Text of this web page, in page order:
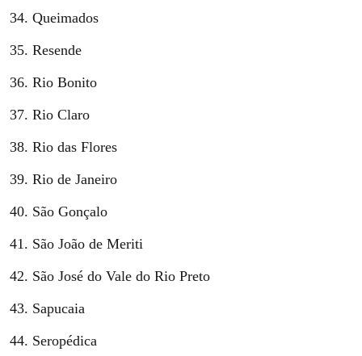
Queimados
Resende
Rio Bonito
Rio Claro
Rio das Flores
Rio de Janeiro
São Gonçalo
São João de Meriti
São José do Vale do Rio Preto
Sapucaia
Seropédica